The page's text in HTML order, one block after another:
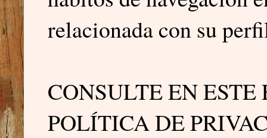
relacionada con su
CONSULTE EN
POLÍTICA DE